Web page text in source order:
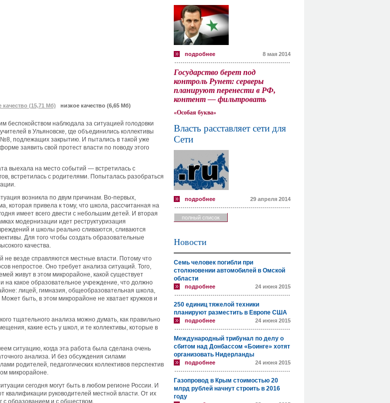
качество (15,71 Мб) низкое качество (6,65 Мб)
беспокойством наблюдала за ситуацией голодовки
в Ульяновске, где объединились коллективы
подлежащих закрытию. И пытались в такой уже
заявить свой протест власти по поводу этого
выехала на место событий — встретилась с
встретилась с родителями. Попыталась разобраться
возникла по двум причинам. Во-первых,
которая привела к тому, что школа, рассчитанная на
имеет всего двести с небольшим детей. И вторая
модернизации идет реструктуризация
и школы реально сливаются, сливаются
Для того чтобы создать образовательные
качества.
не везде справляются местные власти. Потому что
непростое. Оно требует анализа ситуаций. Того,
живут в этом микрорайоне, какой существует
на какое образовательное учреждение, что должно
лицей, гимназия, общеобразовательная школа,
быть, в этом микрорайоне не хватает кружков и
тщательного анализа можно думать, как правильно
какие есть у школ, и те коллективы, которые в
ситуацию, когда эта работа была сделана очень
анализа. И без обсуждения силами
родителей, педагогических коллективов перспектив
микрорайоне.
сегодня могут быть в любом регионе России. И
квалификации руководителей местной власти. От их
с образованием и с обществом.
подробнее 8 мая 2014
Государство берет под
контроль Рунет: серверы
планируют перенести в РФ,
контент — фильтровать
«Особая буква»
Власть расставляет сети для
Сети
подробнее 29 апреля 2014
полный список
Новости
Семь человек погибли при
столкновении автомобилей в Омской
области
подробнее 24 июня 2015
250 единиц тяжелой техники
планируют разместить в Европе США
подробнее 24 июня 2015
Международный трибунал по делу о
сбитом над Донбассом «Боинге» хотят
организовать Нидерланды
подробнее 24 июня 2015
Газопровод в Крым стоимостью 20
млрд рублей начнут строить в 2016
году